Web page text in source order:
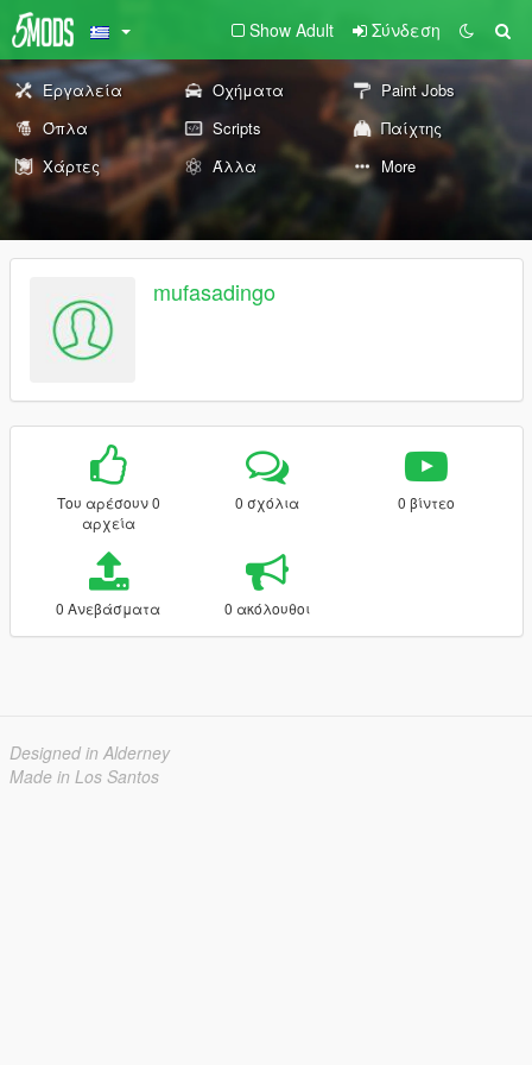
Show Adult Σύνδεση
Εργαλεία Οχήματα
Paint Jobs
Όπλα
Scripts
Παίχτης
Χάρτες
Άλλα More
mufasadingo
Του αρέσουν 0
αρχεία
0 σχόλια 0 βίντεο
0 Ανεβάσματα 0 ακόλουθοι
Designed in Alderney
Made in Los Santos